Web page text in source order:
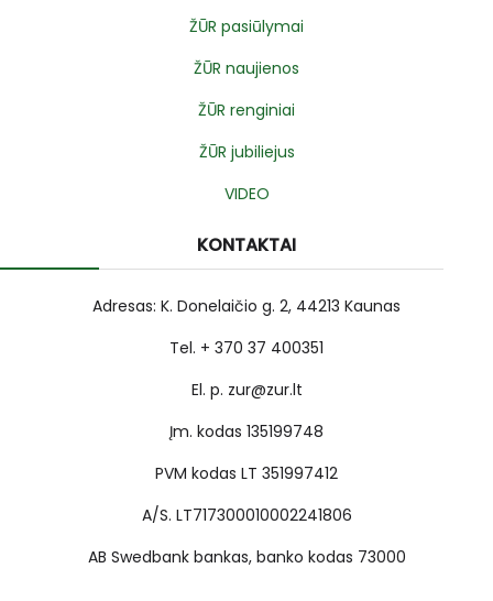
ŽŪR pasiūlymai
ŽŪR naujienos
ŽŪR renginiai
ŽŪR jubiliejus
VIDEO
KONTAKTAI
Adresas: K. Donelaičio g. 2, 44213 Kaunas
Tel. + 370 37 400351
El. p. zur@zur.lt
Įm. kodas 135199748
PVM kodas LT 351997412
A/S. LT717300010002241806
AB Swedbank bankas, banko kodas 73000